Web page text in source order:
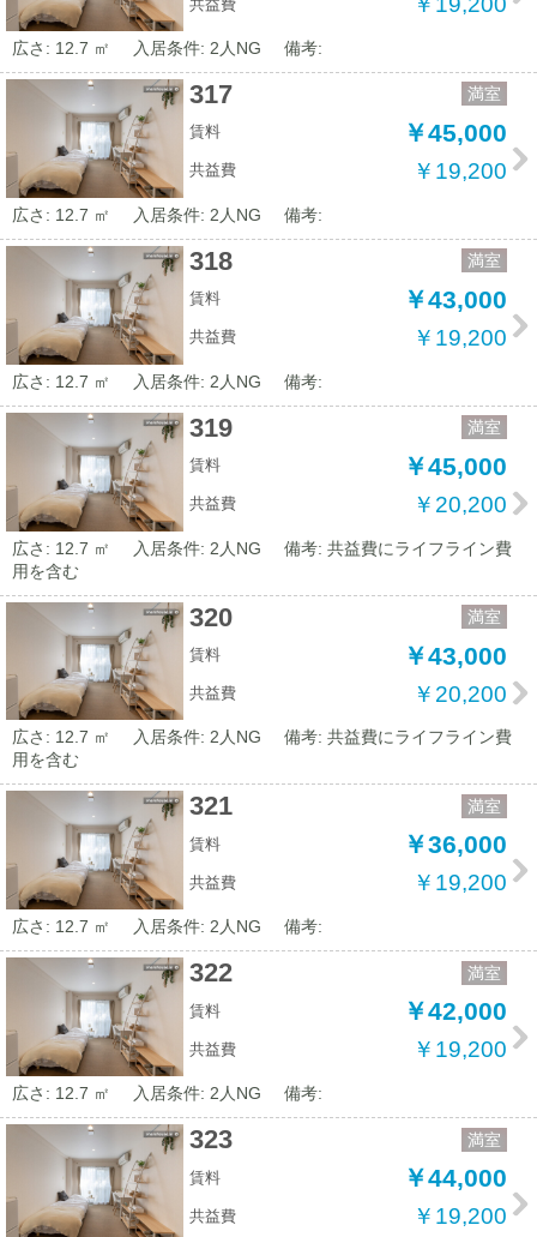
共益費
広さ: 12.7 ㎡ 入居条件: 2人NG 備考:
317 満室
賃料 ￥45,000
共益費 ￥19,200
広さ: 12.7 ㎡ 入居条件: 2人NG 備考:
318 満室
賃料 ￥43,000
共益費 ￥19,200
広さ: 12.7 ㎡ 入居条件: 2人NG 備考:
319 満室
賃料 ￥45,000
共益費 ￥20,200
広さ: 12.7 ㎡ 入居条件: 2人NG
備考: 共益費にライフライン費
用を含む
320 満室
賃料 ￥43,000
共益費 ￥20,200
広さ: 12.7 ㎡ 入居条件: 2人NG
備考: 共益費にライフライン費
用を含む
321 満室
賃料 ￥36,000
共益費 ￥19,200
広さ: 12.7 ㎡ 入居条件: 2人NG 備考:
322 満室
賃料 ￥42,000
共益費 ￥19,200
広さ: 12.7 ㎡ 入居条件: 2人NG 備考:
323 満室
賃料 ￥44,000
共益費 ￥19,200